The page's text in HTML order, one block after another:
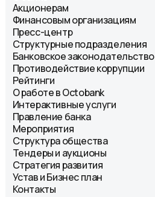
Акционерам
Финансовым организациям
Пресс-центр
Структурные подразделения
Банковское законодательство
Противодействие коррупции
Рейтинги
О работе в Octobank
Интерактивные услуги
Правление банка
Мероприятия
Структура общества
Тендеры и аукционы
Стратегия развития
Устав и Бизнес план
Контакты